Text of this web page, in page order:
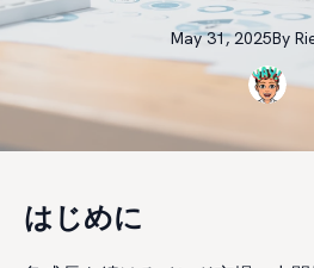
May 31, 2025By
はじめに